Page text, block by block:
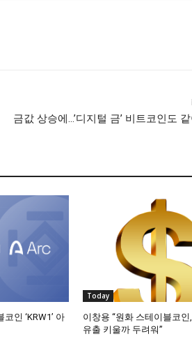
금값 상승에…’디지털 금’ 비트코인도
인 ‘KRW1’ 아
Today
이창용 “원화 스테이블코인
유출 키울까 두려워”